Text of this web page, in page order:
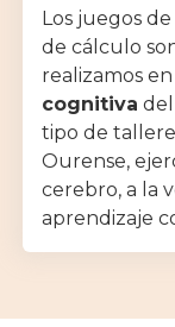
Los juegos
de cálculo
realizamos
cognitiva del
tipo de
Ourense,
cerebro, a la
aprendizaje